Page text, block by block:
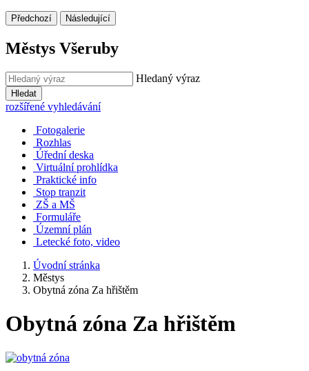
Předchozí Následující
Městys Všeruby
Hledaný výraz
Hledat
rozšířené vyhledávání
Fotogalerie
Rozhlas
Úřední deska
Virtuální prohlídka
Praktické info
Stop tranzit
ZŠ a MŠ
Formuláře
Územní plán
Letecké foto, video
Úvodní stránka
Městys
Obytná zóna Za hřištěm
Obytná zóna Za hřištěm